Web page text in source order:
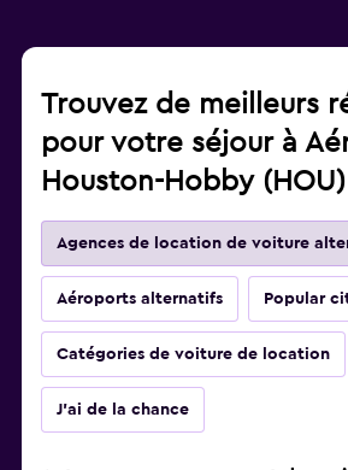
Trouvez de meilleurs
pour votre séjour à
Houston-Hobby (HOU)
Agences de location de voiture
Aéroports alternatifs Popular
Catégories de voiture de location
J'ai de la chance